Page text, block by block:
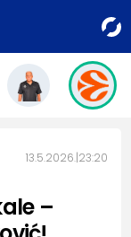
13.5.2026. 23:20
–